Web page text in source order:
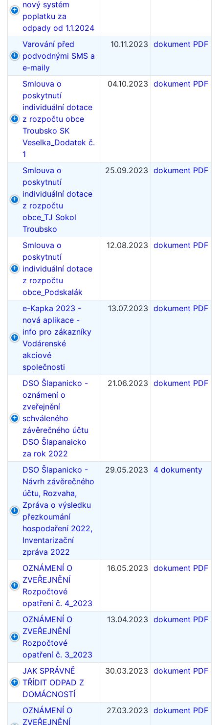
nový systém
poplatku za
odpady od 1.1.2024
Varování před
podvodnými SMS a
e-maily
10.11.2023 dokument PDF
Smlouva o
poskytnutí
individuální dotace
z rozpočtu obce
Troubsko SK
Veselka_Dodatek č.
1
04.10.2023 dokument PDF
Smlouva o
poskytnutí
individuální dotace
z rozpočtu
obce_TJ Sokol
Troubsko
25.09.2023 dokument PDF
Smlouva o
poskytnutí
individuální dotace
z rozpočtu
obce_Podskalák
12.08.2023 dokument PDF
e-Kapka 2023 -
nová aplikace -
info pro zákazníky
Vodárenské
akciové
společnosti
13.07.2023 dokument PDF
DSO Šlapanicko -
oznámení o
zveřejnění
schváleného
závěrečného účtu
DSO Šlapanaicko
za rok 2022
21.06.2023 dokument PDF
DSO Šlapanicko -
Návrh závěrečného
účtu, Rozvaha,
Zpráva o výsledku
přezkoumání
hospodaření 2022,
Inventarizační
zpráva 2022
29.05.2023 4 dokumenty
OZNÁMENÍ O
ZVEŘEJNĚNÍ
Rozpočtové
opatření č. 4_2023
16.05.2023 dokument PDF
OZNÁMENÍ O
ZVEŘEJNĚNÍ
Rozpočtové
opatření č. 3_2023
13.04.2023 dokument PDF
JAK SPRÁVNĚ
TŘÍDIT ODPAD Z
DOMÁCNOSTÍ
30.03.2023 dokument PDF
OZNÁMENÍ O
ZVEŘEJNĚNÍ
27.03.2023 dokument PDF